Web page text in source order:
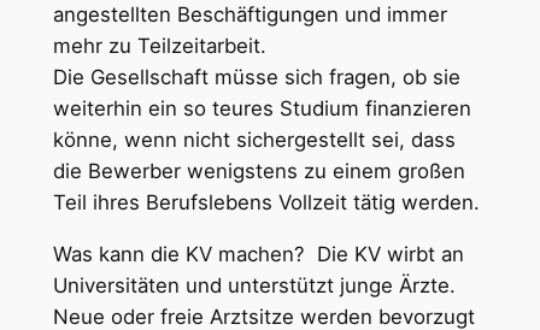
angestellten Beschäftigungen und immer
mehr zu Teilzeitarbeit.
Die Gesellschaft müsse sich fragen, ob sie
weiterhin ein so teures Studium finanzieren
könne, wenn nicht sichergestellt sei, dass
die Bewerber wenigstens zu einem großen
Teil ihres Berufslebens Vollzeit tätig werden.
Was kann die KV machen? Die KV wirbt an
Universitäten und unterstützt junge Ärzte.
Neue oder freie Arztsitze werden bevorzugt